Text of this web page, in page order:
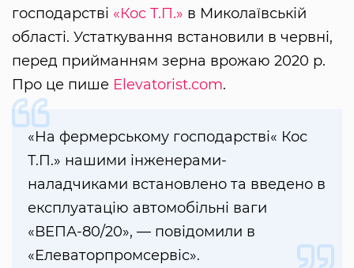
господарстві «Кос Т.П.» в Миколаївській
області. Устаткування встановили в червні,
перед прийманням зерна врожаю 2020 р.
Про це пише Еlevatorist.com.
«На фермерському господарстві« Кос
Т.П.» нашими інженерами-
наладчиками встановлено та введено в
експлуатацію автомобільні ваги
«ВЕПА-80/20», — повідомили в
«Елеваторпромсервіс».